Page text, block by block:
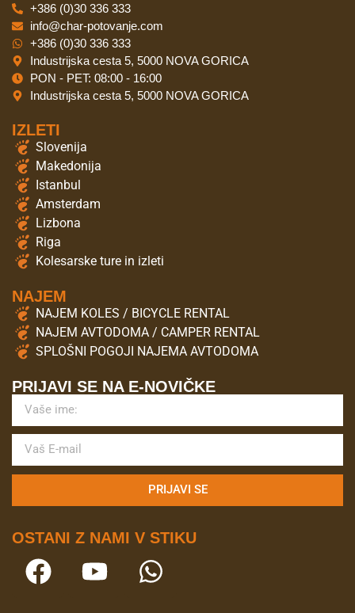
+386 (0)30 336 333
info@char-potovanje.com
+386 (0)30 336 333
Industrijska cesta 5, 5000 NOVA GORICA
PON - PET: 08:00 - 16:00
Industrijska cesta 5, 5000 NOVA GORICA
IZLETI
Slovenija
Makedonija
Istanbul
Amsterdam
Lizbona
Riga
Kolesarske ture in izleti
NAJEM
NAJEM KOLES / BICYCLE RENTAL
NAJEM AVTODOMA / CAMPER RENTAL
SPLOŠNI POGOJI NAJEMA AVTODOMA
PRIJAVI SE NA E-NOVIČKE
PRIJAVI SE
OSTANI Z NAMI V STIKU